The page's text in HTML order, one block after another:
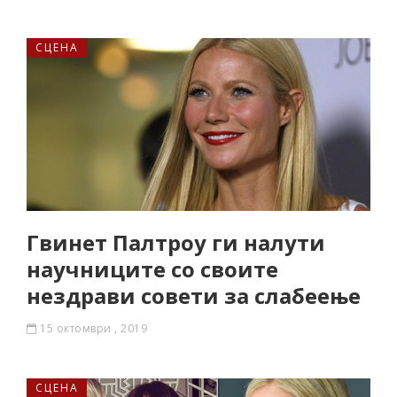
СЦЕНА
Гвинет Палтроу ги налути
научниците со своите
нездрави совети за слабеење
15 октомври , 2019
СЦЕНА